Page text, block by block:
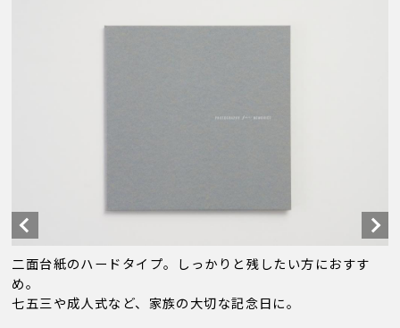
二面台紙のハードタイプ。しっかりと残したい方におすす
め。
七五三や成人式など、家族の大切な記念日に。